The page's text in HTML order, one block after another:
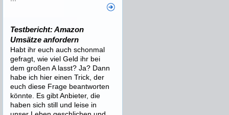
Testbericht: Amazon
Umsätze anfordern
Habt ihr euch auch schonmal
gefragt, wie viel Geld ihr bei
dem großen A lasst? Ja? Dann
habe ich hier einen Trick, der
euch diese Frage beantworten
könnte. Es gibt Anbieter, die
haben sich still und leise in